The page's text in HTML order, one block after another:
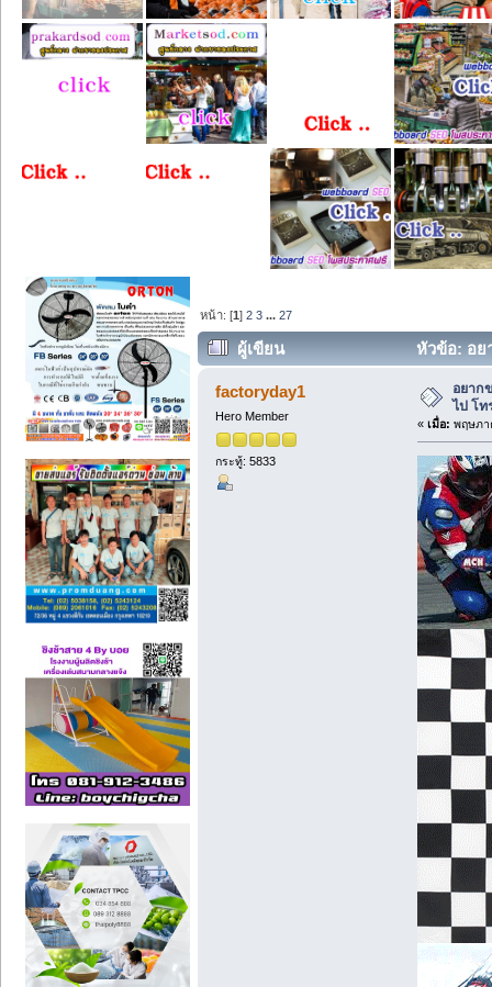
หน้า: [1]2 3 ...27
ผู้เขียน หัวข้อ: อย
factoryday1
Hero Member
กระทู้: 5833
อยาก
ไป โท
« เมื่อ: พฤษภา